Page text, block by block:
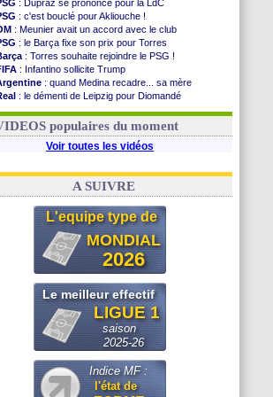
: Dupraz se prononce pour la LdC
: c'est bouclé pour Akliouche !
: Meunier avait un accord avec le club
: le Barça fixe son prix pour Torres
: Torres souhaite rejoindre le PSG !
: Infantino sollicite Trump
: quand Medina recadre... sa mère
: le démenti de Leipzig pour Diomandé
: le conseiller d'Infantino démissionne !
populaires du moment
Voir toutes les vidéos
A SUIVRE
L'equipe type de
MONDIAL
2026
Le meilleur effectif
LIGUE 1
saison
2025-26
Indice MF :
l'état de